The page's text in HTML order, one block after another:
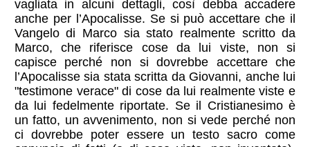
vagliata in alcuni dettagli, così debba accadere
anche per l’Apocalisse. Se si può accettare che il
Vangelo di Marco sia stato realmente scritto da
Marco, che riferisce cose da lui viste, non si
capisce perché non si dovrebbe accettare che
l’Apocalisse sia stata scritta da Giovanni, anche lui
"testimone verace" di cose da lui realmente viste e
da lui fedelmente riportate. Se il Cristianesimo è
un fatto, un avvenimento, non si vede perché non
ci dovrebbe poter essere un testo sacro come